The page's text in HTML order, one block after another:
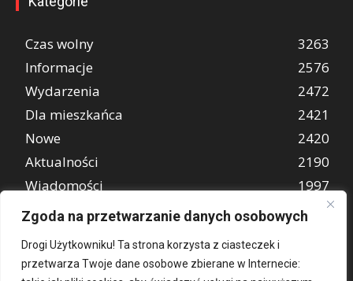
Zgoda na przetwarzanie danych osobowych
Drogi Użytkowniku! Ta strona korzysta z ciasteczek i
przetwarza Twoje dane osobowe zbierane w Internecie:
Czas wolny
3263
Informacje
2576
Wydarzenia
2472
Dla mieszkańca
2421
Nowe
2420
Aktualności
2190
Wiadomości
1997
REKLAMA
849